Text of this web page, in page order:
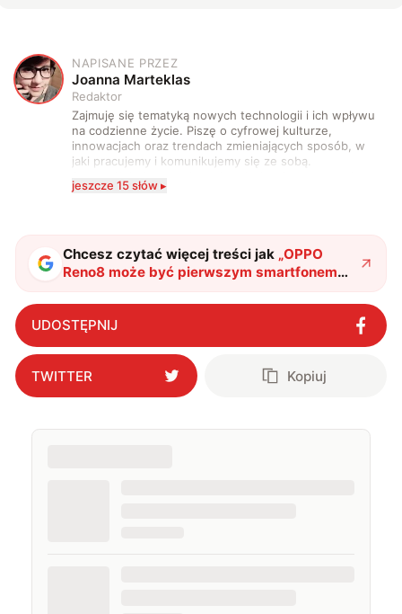
J
NAPISANE PRZEZ
Joanna Marteklas
Redaktor
Zajmuję się tematyką nowych technologii i ich wpływu
na codzienne życie. Piszę o cyfrowej kulturze,
innowacjach oraz trendach zmieniających sposób, w
jaki pracujemy i komunikujemy się ze sobą.
technologii a współczesną popkulturą. W wolnych
jeszcze 15 słów ▸
Chcesz czytać więcej treści jak „OPPO
Reno8 może być pierwszym smartfonem
napędzanym przez układ Snapdragon 7
Gen 1"?
UDOSTĘPNIJ
TWITTER Kopiuj